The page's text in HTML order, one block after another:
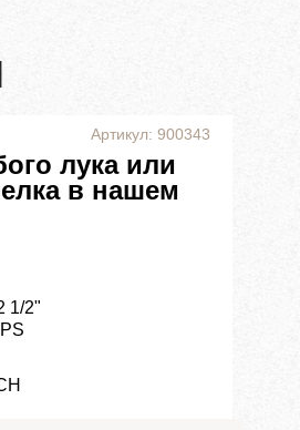
Артикул: 900343
лука или
в нашем
1/2"